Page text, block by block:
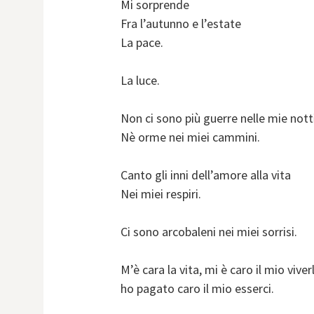
Mi sorprende
Fra l’autunno e l’estate
La pace.
La luce.
Non ci sono più guerre nelle mie
Nè orme nei miei cammini.
Canto gli inni dell’amore alla vita
Nei miei respiri.
Ci sono arcobaleni nei miei sorrisi.
M’è cara la vita, mi è caro il mio
ho pagato caro il mio esserci.